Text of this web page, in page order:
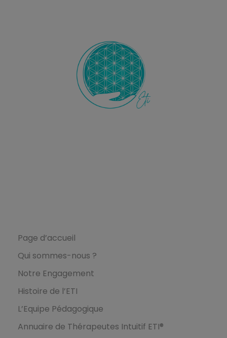
Page d’accueil
Qui sommes-nous ?
Notre Engagement
Histoire de l’ETI
L’Equipe Pédagogique
Annuaire de Thérapeutes Intuitif ETI®